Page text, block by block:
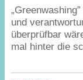
„
und
überprüfbar
mal hinter die